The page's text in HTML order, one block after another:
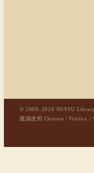
© 2008–2026 NSYSU
建議使用 Chrome / Firefox /